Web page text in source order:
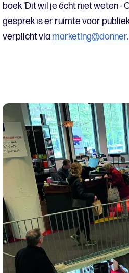
boek 'Dit wil je écht niet weten -
gesprek is er ruimte voor
verplicht via